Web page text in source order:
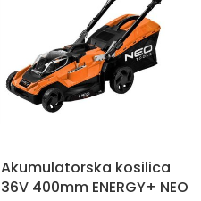
Akumulatorska kosilica
36V 400mm ENERGY+ NEO